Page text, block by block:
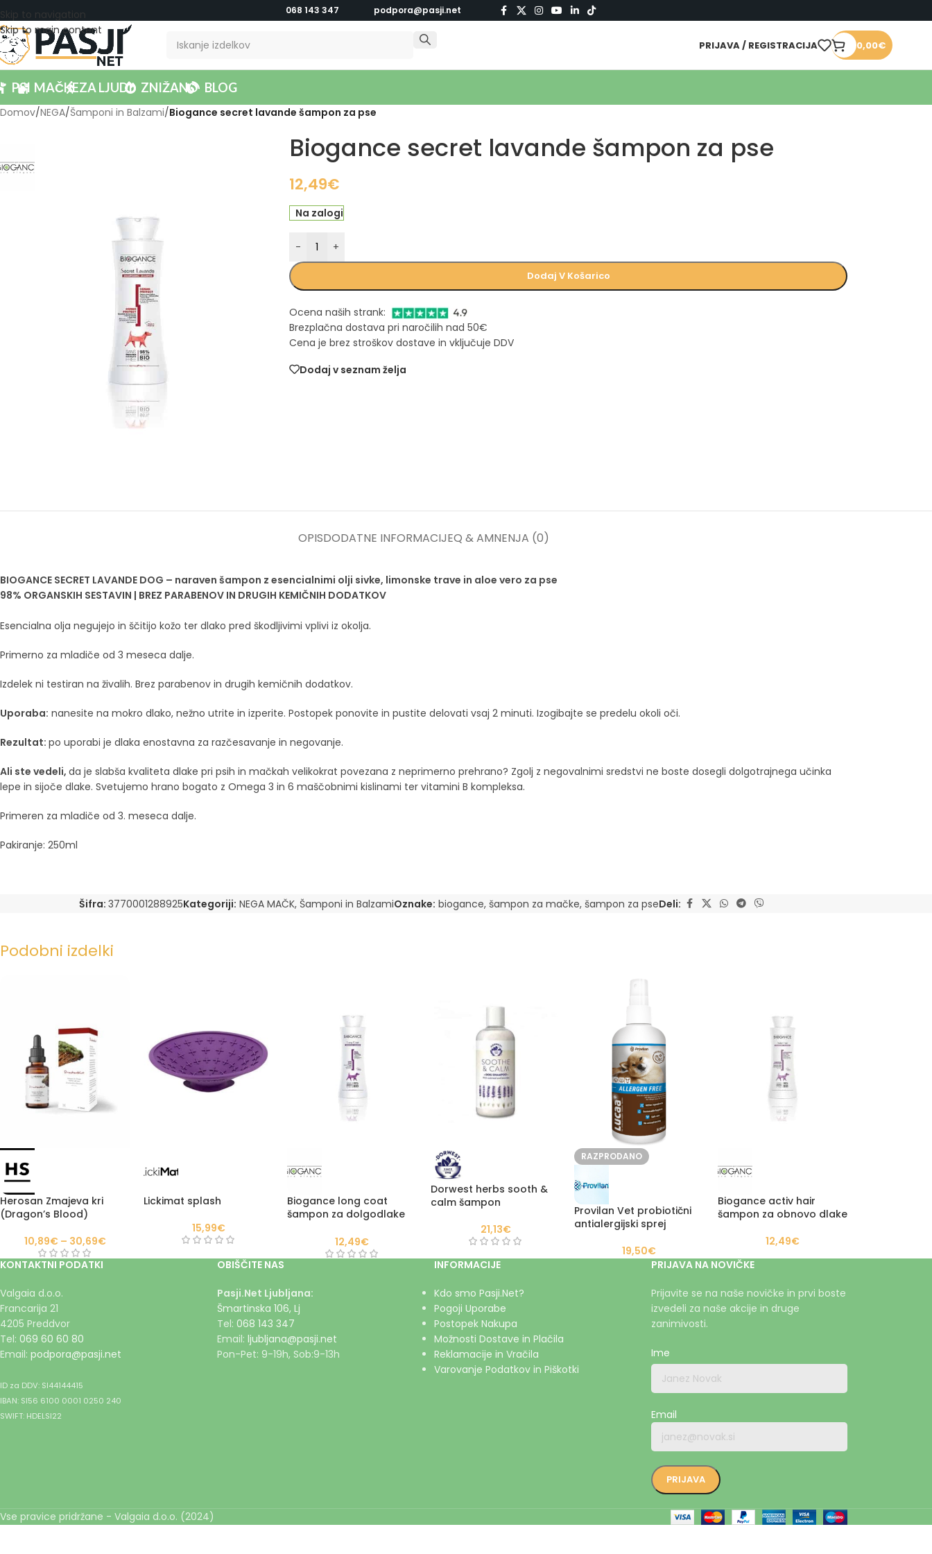
Skip to navigation
Skip to main content
068 143 347 podpora@pasji.net
PRIJAVA / REGISTRACIJA 0,00€
PSI MAČKEZA LJUDI ZNIŽANO BLOG
Domov/NEGA/Šamponi in Balzami/Biogance secret lavande šampon za pse
Biogance secret lavande šampon za pse
12,49€
Na zalogi
- +
Dodaj V Košarico
Ocena naših strank:
Brezplačna dostava pri naročilih nad 50€
Cena je brez stroškov dostave in vključuje DDV
Dodaj v seznam želja
OPISDODATNE INFORMACIJEQ & AMNENJA (0)
BIOGANCE SECRET LAVANDE DOG – naraven šampon z esencialnimi olji sivke, limonske trave in aloe vero za pse
98% ORGANSKIH SESTAVIN | BREZ PARABENOV IN DRUGIH KEMIČNIH DODATKOV
Esencialna olja negujejo in ščitijo kožo ter dlako pred škodljivimi vplivi iz okolja.
Primerno za mladiče od 3 meseca dalje.
Izdelek ni testiran na živalih. Brez parabenov in drugih kemičnih dodatkov.
Uporaba: nanesite na mokro dlako, nežno utrite in izperite. Postopek ponovite in pustite delovati vsaj 2 minuti. Izogibajte se predelu okoli oči.
Rezultat: po uporabi je dlaka enostavna za razčesavanje in negovanje.
Ali ste vedeli, da je slabša kvaliteta dlake pri psih in mačkah velikokrat povezana z neprimerno prehrano? Zgolj z negovalnimi sredstvi ne boste dosegli dolgotrajnega učinka
lepe in sijoče dlake. Svetujemo hrano bogato z Omega 3 in 6 maščobnimi kislinami ter vitamini B kompleksa.
Primeren za mladiče od 3. meseca dalje.
Pakiranje: 250ml
Šifra: 3770001288925Kategoriji: NEGA MAČK, Šamponi in BalzamiOznake: biogance, šampon za mačke, šampon za pseDeli:
Podobni izdelki
Herosan Zmajeva kri
(Dragon’s Blood)
10,89€ – 30,69€
Lickimat splash
15,99€
Biogance long coat
šampon za dolgodlake
12,49€
Dorwest herbs sooth &
calm šampon
21,13€
RAZPRODANO
Provilan Vet probiotični
antialergijski sprej
19,50€
Biogance activ hair
šampon za obnovo dlake
12,49€
KONTAKTNI PODATKI
Valgaia d.o.o.
Francarija 21
4205 Preddvor
Tel: 069 60 60 80
Email: podpora@pasji.net
ID za DDV: SI44144415
IBAN: SI56 6100 0001 0250 240
SWIFT: HDELSI22
OBIŠČITE NAS
Pasji.Net Ljubljana:
Šmartinska 106, Lj
Tel: 068 143 347
Email: ljubljana@pasji.net
Pon-Pet: 9-19h, Sob:9-13h
INFORMACIJE
Kdo smo Pasji.Net?
Pogoji Uporabe
Postopek Nakupa
Možnosti Dostave in Plačila
Reklamacije in Vračila
Varovanje Podatkov in Piškotki
PRIJAVA NA NOVIČKE
Prijavite se na naše novičke in prvi boste
izvedeli za naše akcije in druge
zanimivosti.
Ime
Email
Vse pravice pridržane - Valgaia d.o.o. (2024)